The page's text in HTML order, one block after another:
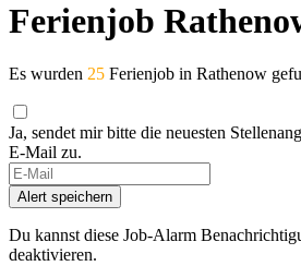
Ferienjob
Es wurden 25 Ferienjob in Rathenow
Ja, sendet mir bitte die neuesten
E-Mail zu.
If
you
are
a
human,
Alert speichern
Du kannst diese Job-Alarm
deaktivieren.